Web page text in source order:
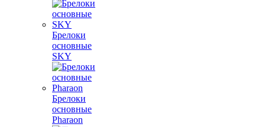
Брелоки
основные
SKY
Брелоки
основные
Pharaon